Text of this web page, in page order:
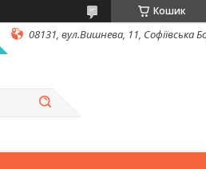
Кошик
08131, вул.Вишнева, 11, Софіївська